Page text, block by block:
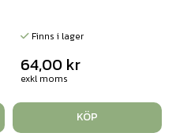
Finns i lager
64,00 kr
exkl moms
KÖP